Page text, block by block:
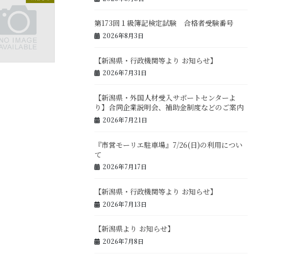
第173回１級簿記検定試験 合格者受験番号
2026年8月3日
【新潟県・行政機関等より お知らせ】
2026年7月31日
【新潟県・外国人材受入サポートセンターよ
り】合同企業説明会、補助金制度などのご案内
2026年7月21日
『市営モーリエ駐車場』7/26(日)の利用につい
て
2026年7月17日
【新潟県・行政機関等より お知らせ】
2026年7月13日
【新潟県より お知らせ】
2026年7月8日